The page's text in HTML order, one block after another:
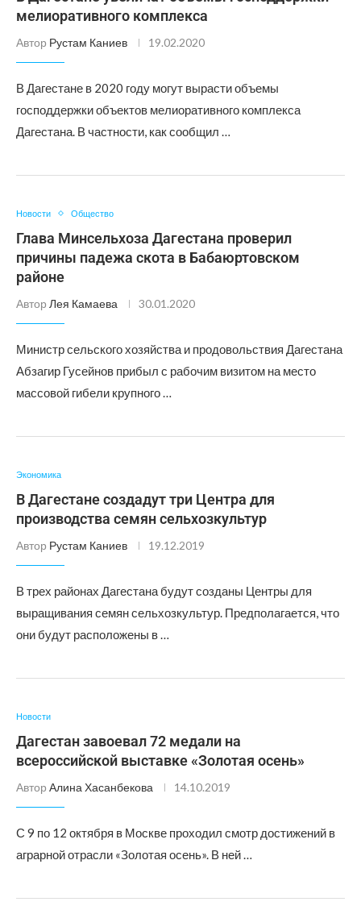
мелиоративного комплекса
Автор Рустам Каниев 19.02.2020
В Дагестане в 2020 году могут вырасти объемы
господдержки объектов мелиоративного комплекса
Дагестана. В частности, как сообщил …
Новости Общество
Глава Минсельхоза Дагестана проверил
причины падежа скота в Бабаюртовском
районе
Автор Лея Камаева 30.01.2020
Министр сельского хозяйства и продовольствия Дагестана
Абзагир Гусейнов прибыл с рабочим визитом на место
массовой гибели крупного …
Экономика
В Дагестане создадут три Центра для
производства семян сельхозкультур
Автор Рустам Каниев 19.12.2019
В трех районах Дагестана будут созданы Центры для
выращивания семян сельхозкультур. Предполагается, что
они будут расположены в …
Новости
Дагестан завоевал 72 медали на
всероссийской выставке «Золотая осень»
Автор Алина Хасанбекова 14.10.2019
С 9 по 12 октября в Москве проходил смотр достижений в
аграрной отрасли «Золотая осень». В ней …